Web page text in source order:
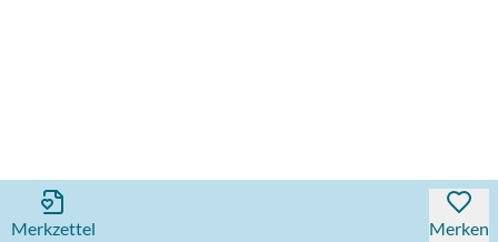
Merkzettel Merken